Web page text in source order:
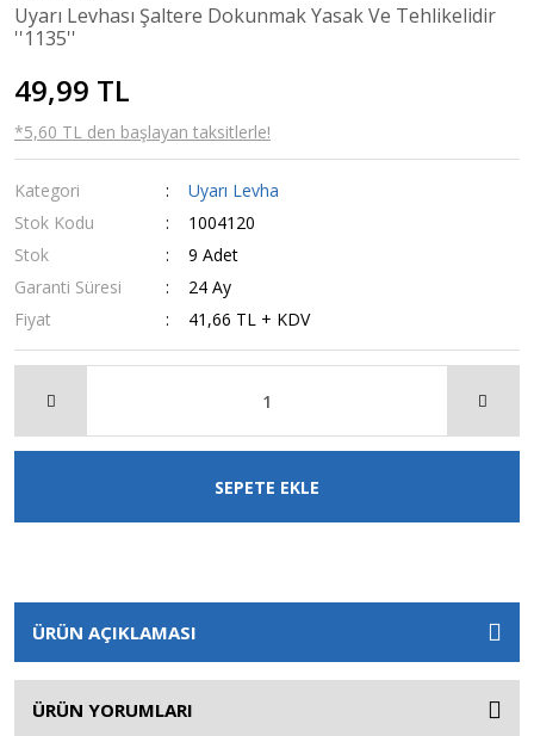
Uyarı Levhası Şaltere Dokunmak Yasak Ve Tehlikelidir
''1135''
49,99 TL
*5,60 TL den başlayan taksitlerle!
Kategori
Uyarı Levha
Stok Kodu
1004120
Stok
9 Adet
Garanti Süresi
24 Ay
Fiyat
41,66 TL + KDV
SEPETE EKLE
ÜRÜN AÇIKLAMASI
ÜRÜN YORUMLARI